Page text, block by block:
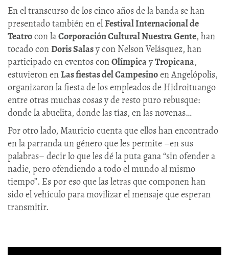
En el transcurso de los cinco años de la banda se han
presentado también en elFestival Internacional de
Teatrocon laCorporación Cultural Nuestra Gente, han
tocado conDoris Salasy con Nelson Velásquez, han
participado en eventos conOlímpicayTropicana,
estuvieron enLas fiestas del Campesinoen Angelópolis,
organizaron la fiesta de los empleados de Hidroituango
entre otras muchas cosas y de resto puro rebusque:
donde la abuelita, donde las tías, en las novenas…
Por otro lado, Mauricio cuenta que ellos han encontrado
en la parranda un género que les permite –en sus
palabras– decir lo que les dé la puta gana “sin ofender a
nadie, pero ofendiendo a todo el mundo al mismo
tiempo”. Es por eso que las letras que componen han
sido el vehículo para movilizar el mensaje que esperan
transmitir.